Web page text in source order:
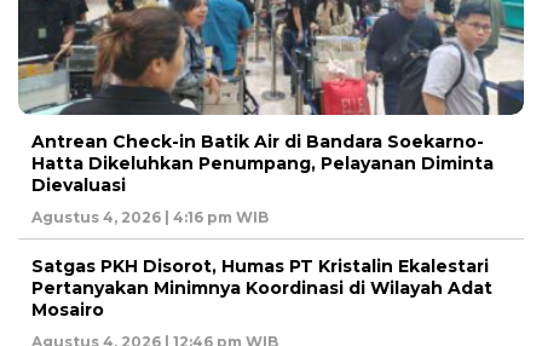
Antrean Check-in Batik Air di Bandara Soekarno-
Hatta Dikeluhkan Penumpang, Pelayanan Diminta
Dievaluasi
Agustus 4, 2026 | 4:16 pm WIB
Satgas PKH Disorot, Humas PT Kristalin Ekalestari
Pertanyakan Minimnya Koordinasi di Wilayah Adat
Mosairo
Agustus 4, 2026 | 12:46 pm WIB